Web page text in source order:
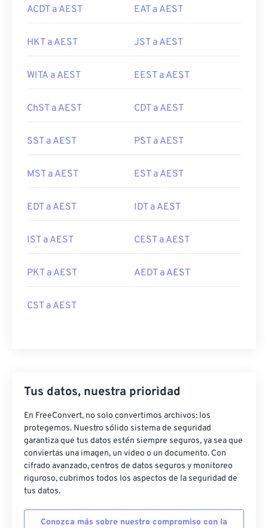
ACDT a AEST EAT a AEST
HKT a AEST JST a AEST
WITA a AEST EEST a AEST
ChST a AEST CDT a AEST
SST a AEST PST a AEST
MST a AEST EST a AEST
EDT a AEST IDT a AEST
IST a AEST CEST a AEST
PKT a AEST AEDT a AEST
CST a AEST
Tus datos, nuestra prioridad
En FreeConvert, no solo convertimos archivos: los
protegemos. Nuestro sólido sistema de seguridad
garantiza que tus datos estén siempre seguros, ya sea que
conviertas una imagen, un video o un documento. Con
cifrado avanzado, centros de datos seguros y monitoreo
riguroso, cubrimos todos los aspectos de la seguridad de
tus datos.
Conozca más sobre nuestro compromiso con la